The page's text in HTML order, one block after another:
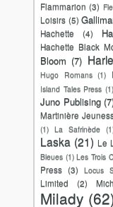
Flammarion (3)
Loisirs (5)
Hachette
(4)
Hachette Black
Bloom (7)
Hugo Romans (1)
Island Tales Press (1)
Juno Publising
Martinière
(1) La Safrinède
Laska (21) Le
Bleues (1) Les Trois
Press (3) Locus
Limited
(2)
Milady